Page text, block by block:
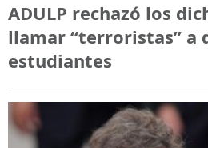
ADULP rechazó los
llamar “terroristas” a
estudiantes